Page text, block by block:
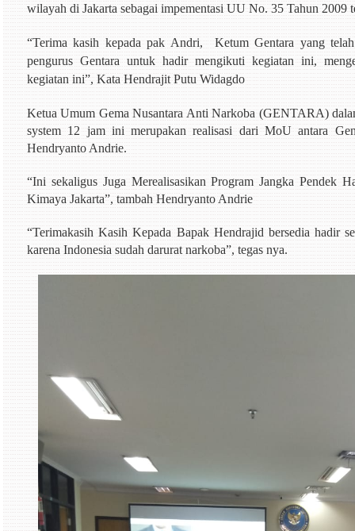
wilayah di Jakarta sebagai impementasi UU No. 35 Tahun 2009
“Terima kasih kepada pak Andri,
Ketum Gentara yang
pengurus Gentara untuk hadir mengikuti kegiatan ini,
kegiatan ini”, Kata Hendrajit Putu Widagdo
Ketua Umum Gema Nusantara Anti Narkoba (GENTARA)
system 12 jam ini merupakan realisasi dari MoU antara
Hendryanto Andrie.
“Ini sekaligus Juga Merealisasikan Program Jangka
Kimaya Jakarta”, tambah Hendryanto Andrie
“Terimakasih Kasih Kepada Bapak Hendrajid bersedia hadir
karena Indonesia sudah darurat narkoba”, tegas nya.